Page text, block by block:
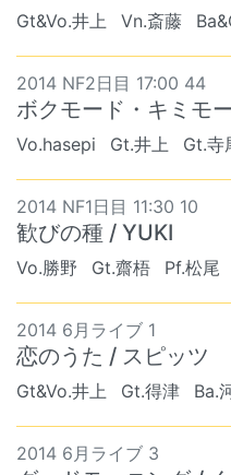
Gt&Vo.井上 Vn.斎藤
2014 NF2日目 17:00 44
ボクモード・キミモ
Vo.hasepi Gt.井上 Gt.寺
2014 NF1日目 11:30 10
歓びの種 / YUKI
Vo.勝野 Gt.齋梧 Pf.松尾
2014 6月ライブ 1
恋のうた / スピッツ
Gt&Vo.井上 Gt.得津 Ba.
2014 6月ライブ 3